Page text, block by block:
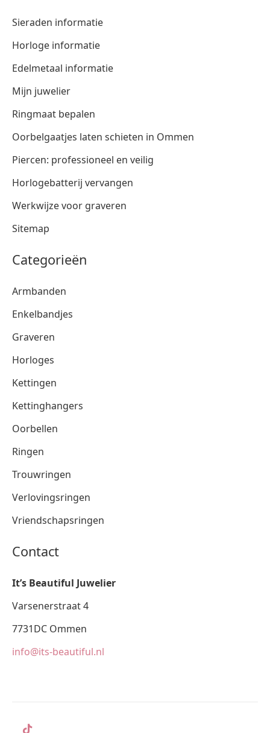
Sieraden informatie
Horloge informatie
Edelmetaal informatie
Mijn juwelier
Ringmaat bepalen
Oorbelgaatjes laten schieten in Ommen
Piercen: professioneel en veilig
Horlogebatterij vervangen
Werkwijze voor graveren
Sitemap
Categorieën
Armbanden
Enkelbandjes
Graveren
Horloges
Kettingen
Kettinghangers
Oorbellen
Ringen
Trouwringen
Verlovingsringen
Vriendschapsringen
Contact
It’s Beautiful Juwelier
Varsenerstraat 4
7731DC Ommen
info@its-beautiful.nl